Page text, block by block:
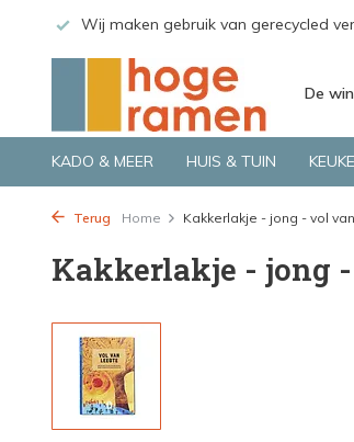
Wij maken gebruik van gerecycled
De
KADO & MEER HUIS & TUIN
Terug Home Kakkerlakje - jong - vol
Kakkerlakje - jong